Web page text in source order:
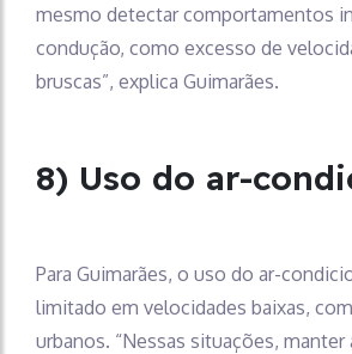
mesmo detectar comportamentos
condução, como excesso de
bruscas”, explica Guimarães.
8) Uso do ar-
Para Guimarães, o uso do ar-
limitado em velocidades baixas,
urbanos. “Nessas situações, manter